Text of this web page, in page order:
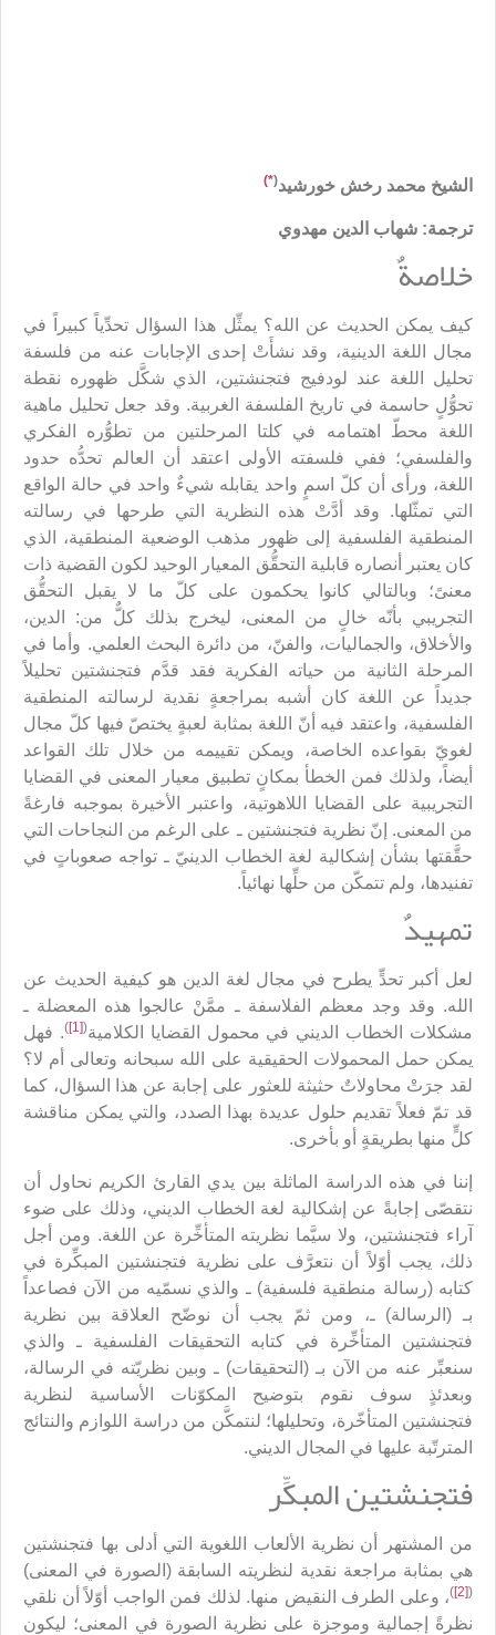
الشيخ محمد رخش خورشيد(
*)
ترجمة: شهاب الدين مهدوي
خلاصةٌ
كيف يمكن الحديث عن الله؟ يمثِّل هذا السؤال تحدِّياً كبيراً في
مجال اللغة الدينية، وقد نشأَتْ إحدى الإجابات عنه من فلسفة
تحليل اللغة عند لودفيج فتجنشتين، الذي شكَّل ظهوره نقطة
تحوُّلٍ حاسمة في تاريخ الفلسفة الغربية. وقد جعل تحليل ماهية
اللغة محطّ اهتمامه في كلتا المرحلتين من تطوُّره الفكري
والفلسفي؛ ففي فلسفته الأولى اعتقد أن العالم تحدُّه حدود
اللغة، ورأى أن كلّ اسمٍ واحد يقابله شيءٌ واحد في حالة الواقع
التي تمثّلها. وقد أدَّتْ هذه النظرية التي طرحها في رسالته
المنطقية الفلسفية إلى ظهور مذهب الوضعية المنطقية، الذي
كان يعتبر أنصاره قابلية التحقُّق المعيار الوحيد لكون القضية ذات
معنىً؛ وبالتالي كانوا يحكمون على كلّ ما لا يقبل التحقُّق
التجريبي بأنّه خالٍ من المعنى، ليخرج بذلك كلٌّ من: الدين،
والأخلاق، والجماليات، والفنّ، من دائرة البحث العلمي. وأما في
المرحلة الثانية من حياته الفكرية فقد قدَّم فتجنشتين تحليلاً
جديداً عن اللغة كان أشبه بمراجعةٍ نقدية لرسالته المنطقية
الفلسفية، واعتقد فيه أنّ اللغة بمثابة لعبةٍ يختصّ فيها كلّ مجال
لغويّ بقواعده الخاصة، ويمكن تقييمه من خلال تلك القواعد
أيضاً، ولذلك فمن الخطأ بمكانٍ تطبيق معيار المعنى في القضايا
التجريبية على القضايا اللاهوتية، واعتبر الأخيرة بموجبه فارغةً
من المعنى. إنّ نظرية فتجنشتين ـ على الرغم من النجاحات التي
حقَّقتها بشأن إشكالية لغة الخطاب الدينيّ ـ تواجه صعوباتٍ في
تفنيدها، ولم تتمكّن من حلِّها نهائياً.
تمهيدٌ
لعل أكبر تحدٍّ يطرح في مجال لغة الدين هو كيفية الحديث عن
الله. وقد وجد معظم الفلاسفة ـ ممَّنْ عالجوا هذه المعضلة ـ
مشكلات الخطاب الديني في محمول القضايا الكلامية(
[1]
). فهل
يمكن حمل المحمولات الحقيقية على الله سبحانه وتعالى أم لا؟
لقد جرَتْ محاولاتٌ حثيثة للعثور على إجابة عن هذا السؤال، كما
قد تمّ فعلاً تقديم حلول عديدة بهذا الصدد، والتي يمكن مناقشة
كلٍّ منها بطريقةٍ أو بأخرى.
إننا في هذه الدراسة الماثلة بين يدي القارئ الكريم نحاول أن
نتقصّى إجابةً عن إشكالية لغة الخطاب الديني، وذلك على ضوء
آراء فتجنشتين، ولا سيَّما نظريته المتأخِّرة عن اللغة. ومن أجل
ذلك، يجب أوّلاً أن نتعرَّف على نظرية فتجنشتين المبكِّرة في
كتابه (رسالة منطقية فلسفية) ـ والذي نسمّيه من الآن فصاعداً
بـ (الرسالة) ـ، ومن ثمّ يجب أن نوضّح العلاقة بين نظرية
فتجنشتين المتأخِّرة في كتابه التحقيقات الفلسفية ـ والذي
سنعبِّر عنه من الآن بـ (التحقيقات) ـ وبين نظريّته في الرسالة،
وبعدئذٍ سوف نقوم بتوضيح المكوّنات الأساسية لنظرية
فتجنشتين المتأخّرة، وتحليلها؛ لنتمكَّن من دراسة اللوازم والنتائج
المترتّبة عليها في المجال الديني.
فتجنشتين المبكِّر
من المشتهر أن نظرية الألعاب اللغوية التي أدلى بها فتجنشتين
هي بمثابة مراجعة نقدية لنظريته السابقة (الصورة في المعنى)
(
[2]
)، وعلى الطرف النقيض منها. لذلك فمن الواجب أوّلاً أن نلقي
نظرةً إجمالية وموجزة على نظرية الصورة في المعنى؛ ليكون